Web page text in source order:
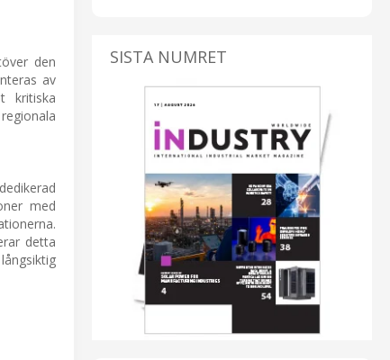
den
av
kritiska
med
detta
SISTA NUMRET